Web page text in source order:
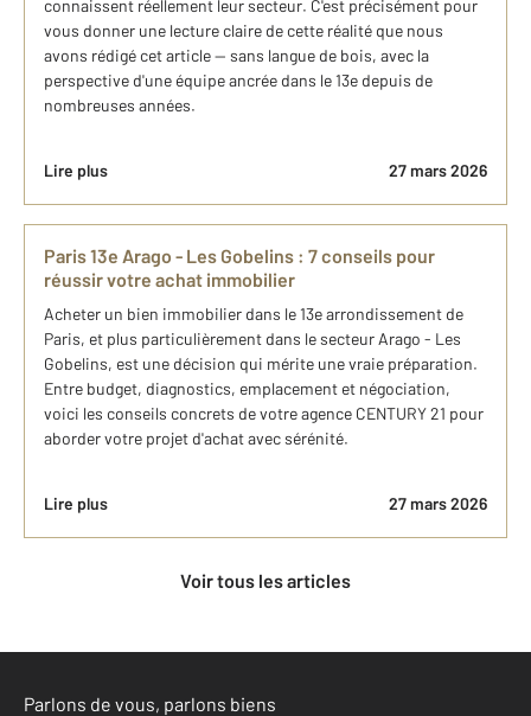
connaissent réellement leur secteur. C'est précisément pour
vous donner une lecture claire de cette réalité que nous
avons rédigé cet article — sans langue de bois, avec la
perspective d'une équipe ancrée dans le 13e depuis de
nombreuses années.
Lire plus 27 mars 2026
Paris 13e Arago - Les Gobelins : 7 conseils pour
réussir votre achat immobilier
Acheter un bien immobilier dans le 13e arrondissement de
Paris, et plus particulièrement dans le secteur Arago - Les
Gobelins, est une décision qui mérite une vraie préparation.
Entre budget, diagnostics, emplacement et négociation,
voici les conseils concrets de votre agence CENTURY 21 pour
aborder votre projet d'achat avec sérénité.
Lire plus 27 mars 2026
Voir tous les articles
Parlons de vous, parlons biens